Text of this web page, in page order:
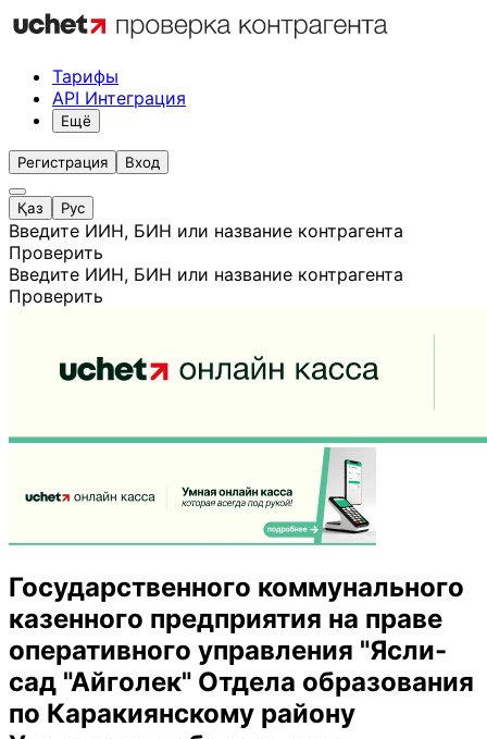
Тарифы
API Интеграция
Ещё
Регистрация Вход
Қаз Рус
Введите ИИН, БИН или название контрагента
Проверить
Введите ИИН, БИН или название контрагента
Проверить
Государственного коммунального
казенного предприятия на праве
оперативного управления "Ясли-
сад "Айголек" Отдела образования
по Каракиянскому району